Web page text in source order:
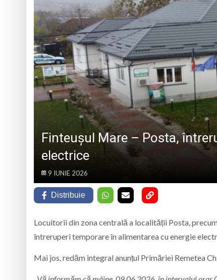
Eveniment
„Zilele
Biblioteca
Muzeul de
„CÂNTECELE MUNȚILOR” DE LA SIBIU
DE SINCERITATE
Finteușul Mare – Posta,
electrice
9 IUNIE 2026
Distribuie
Locuitorii din zona centrală a localității Posta,
întreruperi temporare în alimentarea cu energie
Mai jos, redăm integral anunțul Primăriei Remetea